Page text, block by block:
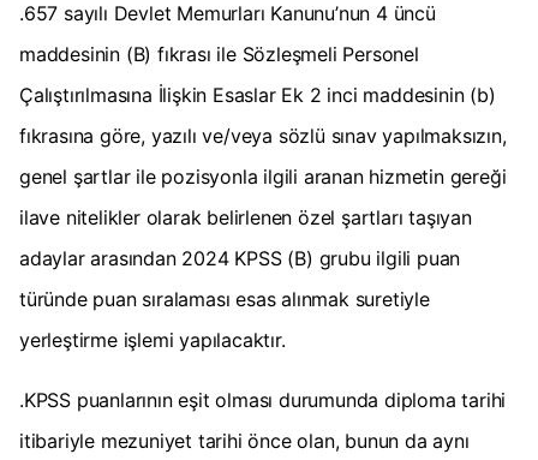
.657 sayılı Devlet Memurları Kanunu’nun 4 üncü
maddesinin (B) fıkrası ile Sözleşmeli Personel
Çalıştırılmasına İlişkin Esaslar Ek 2 inci maddesinin (b)
fıkrasına göre, yazılı ve/veya sözlü sınav yapılmaksızın,
genel şartlar ile pozisyonla ilgili aranan hizmetin gereği
ilave nitelikler olarak belirlenen özel şartları taşıyan
adaylar arasından 2024 KPSS (B) grubu ilgili puan
türünde puan sıralaması esas alınmak suretiyle
yerleştirme işlemi yapılacaktır.
.KPSS puanlarının eşit olması durumunda diploma tarihi
itibariyle mezuniyet tarihi önce olan, bunun da aynı